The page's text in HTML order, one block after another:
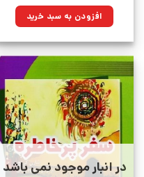
۳۶۰,۰۰۰تومان
بود.
۲۵۷,۴۰۰تومان.افزودن به سبد خرید
در انبار موجود نمی باشد